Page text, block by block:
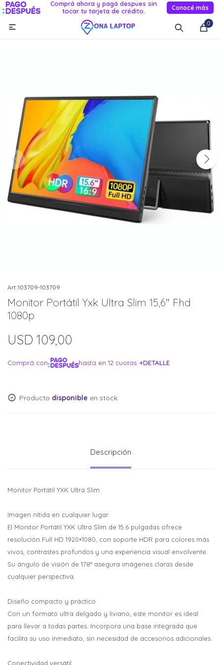
Comprá ahora y pagá despues sin
tocar tu tarjeta de crédito.
Conocé más
0

103709-103709
Monitor Portátil Yxk Ultra Slim 15,6" Fhd
1080p
USD 109,00
Comprá con hasta en 12 cuotas +DETALLE
Producto disponible en stock.
Descripción
Monitor Portátil YXK Ultra Slim
Imagen nítida en cualquier lugar
El Monitor Portátil YXK Ultra Slim de 15.6 pulgadas ofrece
resolución Full HD 1920×1080, con soporte HDR para colores más
vivos, contrastes profundos y una experiencia visual envolvente.
Su ángulo de visión de 178° asegura imágenes claras desde
cualquier perspectiva.
Diseño compacto y práctico
Con un formato ultra delgado y liviano, este monitor es ideal
para llevar a todas partes. Incorpora una base integrada que
facilita su uso inmediato, sin necesidad de accesorios adicionales.
Conectividad versátil¡Sumate a la forma más ágil de
¡Sumate a la forma más ágil de
MI CUENTA
Novedades
Audio Y TV
Relojes smart